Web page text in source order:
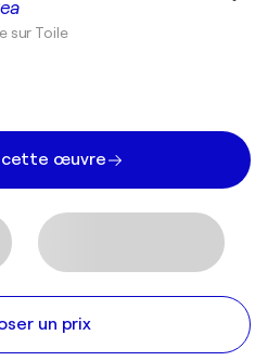
sur Toile
cette œuvre
un prix